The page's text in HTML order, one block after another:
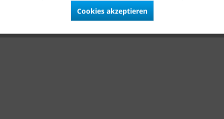
Cookies akzeptieren